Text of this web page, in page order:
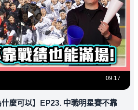
09:17
什麼可以】EP23. 中職明星賽不靠